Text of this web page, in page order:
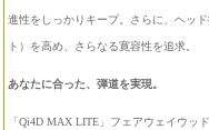
進性をしっかりキープ。さらに、ヘッ
ト）を高め、さらなる寛容性を追求。
あなたに合った、弾道を実現。
「Qi4D MAX LITE」フェアウェイウッ